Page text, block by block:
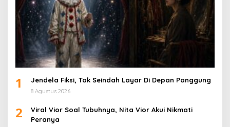
1 Jendela Fiksi, Tak Seindah Layar Di Depan Panggung
8 Agustus 2026
2
Viral Vior Soal Tubuhnya, Nita Vior Akui Nikmati
Peranya